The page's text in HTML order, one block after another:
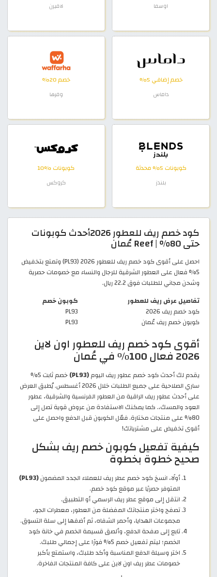
اوسما لافيرن
خصم إضافي 5%
داماس
خصم 20%
وفرها
كوبونات 5% محدثة
بلندز
كوبونات %10
كروكس
كود خصم ريف للعطور 2026أحدث كوبونات
حتى 80% | Reef عُمان
احصل على أقوى كود خصم ريف للعطور 2026 (PL93) وتمتع بتخفيض
5% فعال على العطور الشرقية للرجال والنساء مع خصومات حصرية
وشحن مجاني للطلبات فوق 22.2 ريال.
تفاصيل عرض ريف للعطور
كوبون خصم
كود خصم ريف 2026
PL93
كوبون خصم ريف عُمان
PL93
أقوى كود خصم ريف للعطور اون لاين
2026 فعال 100% في عُمان
يقدم لك أحدث كود خصم عطور ريف اليوم(PL93)
خصم ثابت 5%
ساري الصلاحية على جميع الطلبات خلال 2026 أغسطس. يُطبق العرض
على أحدث عطور ريف الراقية من العطور الفرنسية والشرقية، عطور
العود والمسك،. كما يمكنك الاستفادة من عروض قوية تصل إلى
80% على منتجات مختارة. فعّل الكوبون قبل الدفع واحصل على
أقوى تخفيض على مشترياتك!
كيفية تفعيل كوبون خصم ريف بشكل
صحيح خطوة بخطوة
أولًا، انسخ كود خصم عطر ريف للعملاء الجدد المضمون(PL93)
المتوفر حصريًا عبر موقع كود خصم.
انتقل إلى موقع عطر ريف الرسمي أو التطبيق.
تصفح واختر منتجاتك المفضلة من العطور، معطرات الجو،
مجموعات الهدايا، وأحمر الشفاه، ثم أضفها إلى سلة التسوق.
تابع إلى صفحة الدفع، وألصق قسيمة الخصم في خانة كود
الخصم؛ ليتم تفعيل خصم 5% فورًا على إجمالي طلبك.
اختر وسيلة الدفع المناسبة وأكد طلبك، واستمتع بأكبر
خصومات عطر ريف اون لاين على كافة المنتجات الفاخرة.